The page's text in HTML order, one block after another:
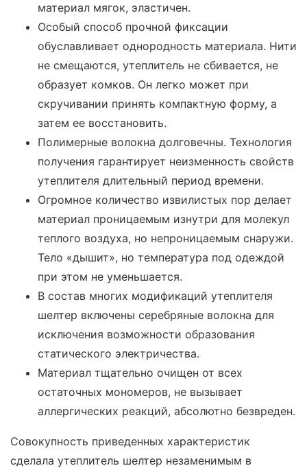
материал мягок, эластичен.
Особый способ прочной фиксации
обуславливает однородность материала. Нити
не смещаются, утеплитель не сбивается, не
образует комков. Он легко может при
скручивании принять компактную форму, а
затем ее восстановить.
Полимерные волокна долговечны. Технология
получения гарантирует неизменность свойств
утеплителя длительный период времени.
Огромное количество извилистых пор делает
материал проницаемым изнутри для молекул
теплого воздуха, но непроницаемым снаружи.
Тело «дышит», но температура под одеждой
при этом не уменьшается.
В состав многих модификаций утеплителя
шелтер включены серебряные волокна для
исключения возможности образования
статического электричества.
Материал тщательно очищен от всех
остаточных мономеров, не вызывает
аллергических реакций, абсолютно безвреден.
Совокупность приведенных характеристик
сделала утеплитель шелтер незаменимым в